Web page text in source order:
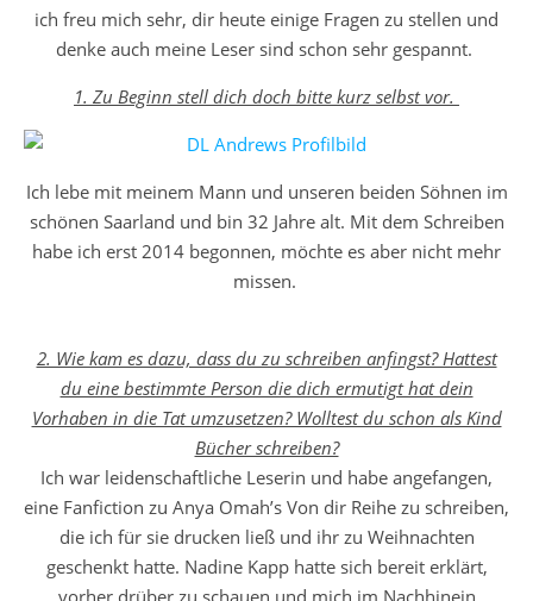
ich freu mich sehr, dir heute einige Fragen zu stellen und
denke auch meine Leser sind schon sehr gespannt.
1. Zu Beginn stell dich doch bitte kurz selbst vor.
Ich lebe mit meinem Mann und unseren beiden Söhnen im
schönen Saarland und bin 32 Jahre alt. Mit dem Schreiben
habe ich erst 2014 begonnen, möchte es aber nicht mehr
missen.
2. Wie kam es dazu, dass du zu schreiben anfingst? Hattest
du eine bestimmte Person die dich ermutigt hat dein
Vorhaben in die Tat umzusetzen? Wolltest du schon als Kind
Bücher schreiben?
Ich war leidenschaftliche Leserin und habe angefangen,
eine Fanfiction zu Anya Omah’s Von dir Reihe zu schreiben,
die ich für sie drucken ließ und ihr zu Weihnachten
geschenkt hatte. Nadine Kapp hatte sich bereit erklärt,
vorher drüber zu schauen und mich im Nachhinein